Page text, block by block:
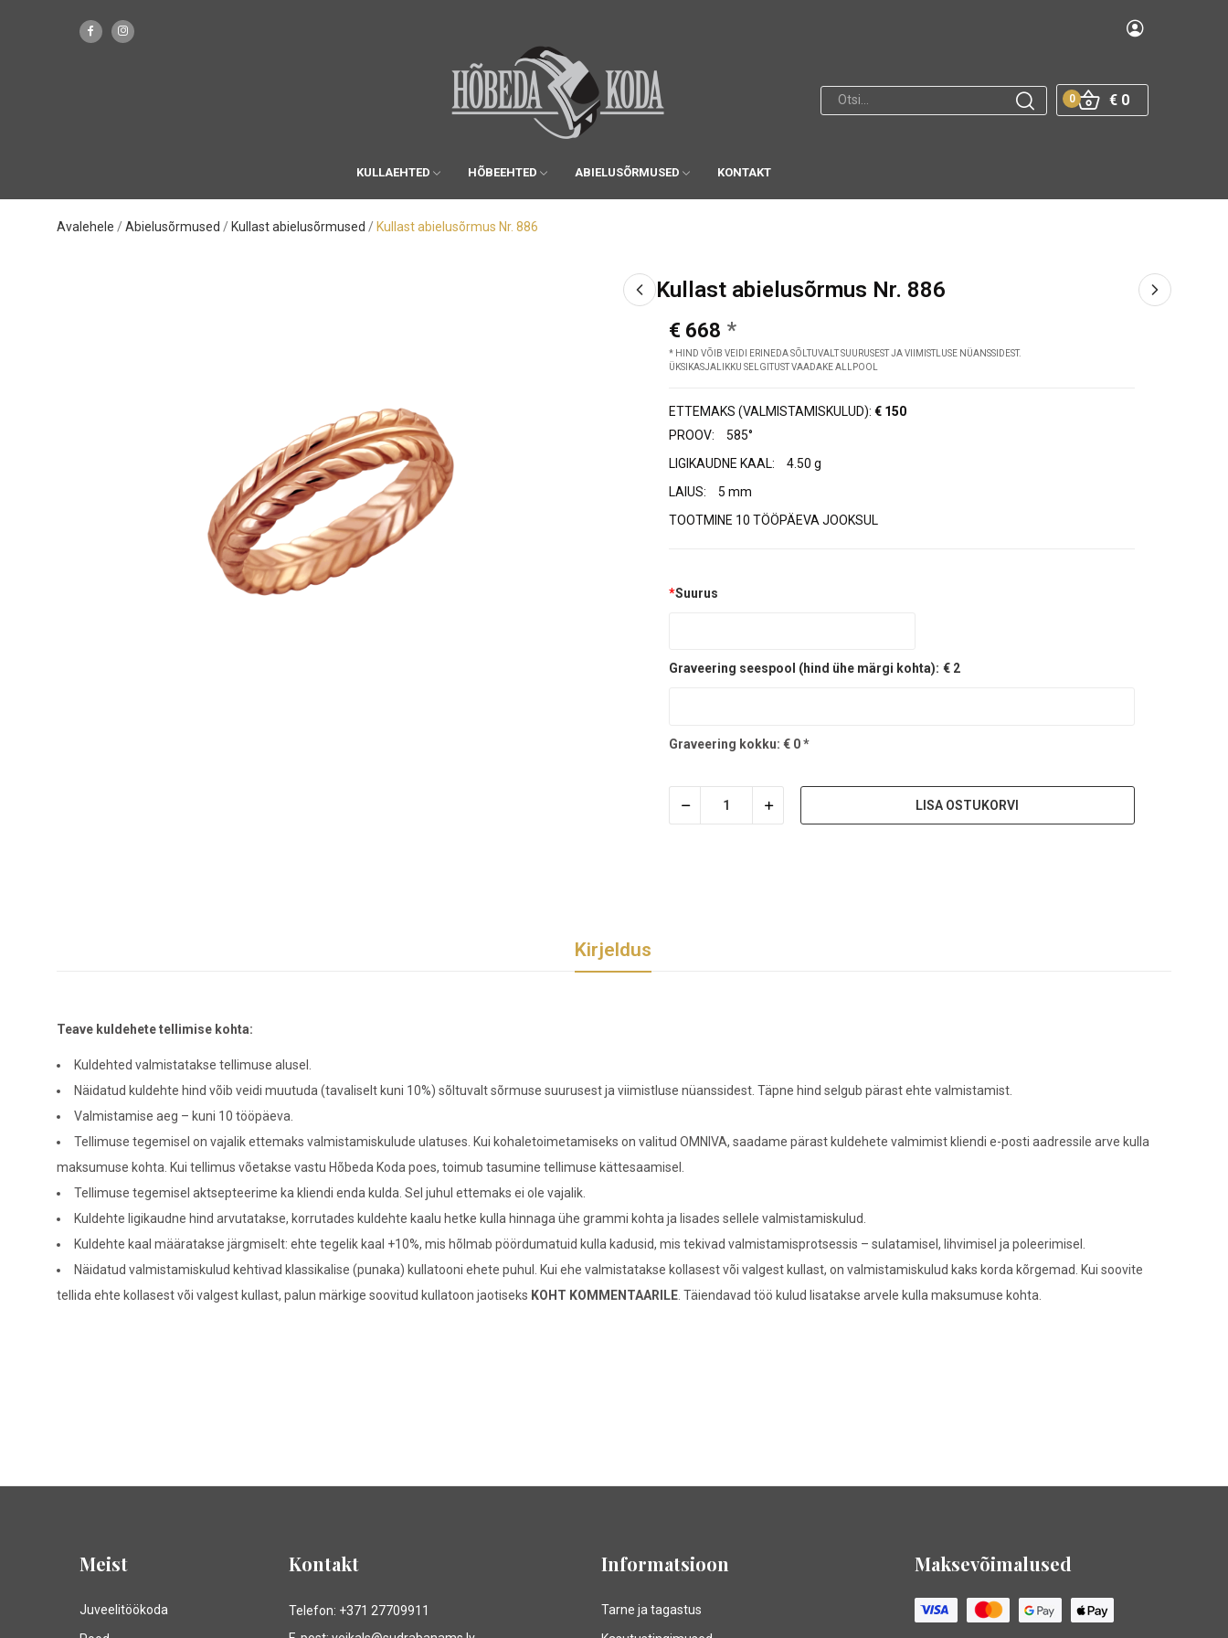
€ 0
0
KULLAEHTED HÕBEEHTED ABIELUSÕRMUSED KONTAKT
Avalehele Abielusõrmused Kullast abielusõrmused Kullast abielusõrmus Nr. 886
Kullast abielusõrmus Nr. 886
€ 668
* HIND VÕIB VEIDI ERINEDA SÕLTUVALT SUURUSEST JA VIIMISTLUSE NÜANSSIDEST.
ÜKSIKASJALIKKU SELGITUST VAADAKE ALLPOOL
ETTEMAKS (VALMISTAMISKULUD): € 150
PROOV:
585°
LIGIKAUDNE KAAL:
4.50 g
LAIUS:
5 mm
TOOTMINE 10 TÖÖPÄEVA JOOKSUL
*Suurus
Graveering seespool (hind ühe märgi kohta): € 2
Graveering kokku: € 0*
LISA OSTUKORVI
Kirjeldus
Teave kuldehete tellimise kohta:
Kuldehted valmistatakse tellimuse alusel.
Näidatud kuldehte hind võib veidi muutuda (tavaliselt kuni 10%) sõltuvalt sõrmuse suurusest ja viimistluse nüanssidest. Täpne hind selgub pärast ehte valmistamist.
Valmistamise aeg – kuni 10 tööpäeva.
Tellimuse tegemisel on vajalik ettemaks valmistamiskulude ulatuses. Kui kohaletoimetamiseks on valitud OMNIVA, saadame pärast kuldehete valmimist kliendi e-posti aadressile arve kulla
maksumuse kohta. Kui tellimus võetakse vastu Hõbeda Koda poes, toimub tasumine tellimuse kättesaamisel.
Tellimuse tegemisel aktsepteerime ka kliendi enda kulda. Sel juhul ettemaks ei ole vajalik.
Kuldehte ligikaudne hind arvutatakse, korrutades kuldehte kaalu hetke kulla hinnaga ühe grammi kohta ja lisades sellele valmistamiskulud.
Kuldehte kaal määratakse järgmiselt: ehte tegelik kaal +10%, mis hõlmab pöördumatuid kulla kadusid, mis tekivad valmistamisprotsessis – sulatamisel, lihvimisel ja poleerimisel.
Näidatud valmistamiskulud kehtivad klassikalise (punaka) kullatooni ehete puhul. Kui ehe valmistatakse kollasest või valgest kullast, on valmistamiskulud kaks korda kõrgemad. Kui soovite
tellida ehte kollasest või valgest kullast, palun märkige soovitud kullatoon jaotiseks KOHT KOMMENTAARILE . Täiendavad töö kulud lisatakse arvele kulla maksumuse kohta.
Meist
Juveelitöökoda
Kontakt
Telefon: +371 27709911
Informatsioon
Tarne ja tagastus
Maksevõimalused